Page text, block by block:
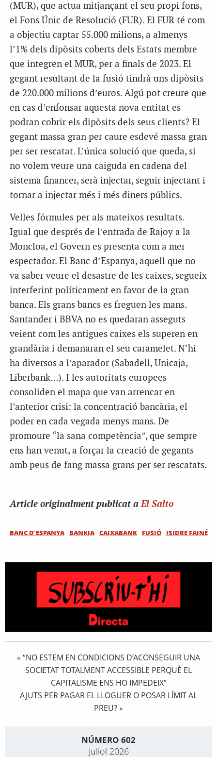
(MUR), que actua mitjançant el seu propi fons,
el Fons Únic de Resolució (FUR). El FUR té com
a objectiu captar 55.000 milions, a almenys
l’1% dels dipòsits coberts dels Estats membre
que integren el MUR, per a finals de 2023. El
gegant resultant de la fusió tindrà uns dipòsits
de 220.000 milions d’euros. Algú pot creure que
en cas d’enfonsar aquesta nova entitat es
podran cobrir els dipòsits dels seus clients? El
gegant massa gran per caure esdevé massa gran
per ser rescatat. L’única solució que queda, si
no volem veure una caiguda en cadena del
sistema financer, serà injectar, seguir injectant i
tornar a injectar més i més diners públics.
Velles fórmules per als mateixos resultats.
Igual que després de l’entrada de Rajoy a la
Moncloa, el Govern es presenta com a mer
espectador. El Banc d’Espanya, aquell que no
va saber veure el desastre de les caixes, segueix
interferint políticament en favor de la gran
banca. Els grans bancs es freguen les mans.
Santander i BBVA no es quedaran asseguts
veient com les antigues caixes els superen en
grandària i demanaran el seu caramelet. N’hi
ha diversos a l’aparador (Sabadell, Unicaja,
Liberbank…). I les autoritats europees
consoliden el mapa que van arrencar en
l’anterior crisi: la concentració bancària, el
poder en cada vegada menys mans. De
promoure “la sana competència”, que sempre
ens han venut, a forçar la creació de gegants
amb peus de fang massa grans per ser rescatats.
Article originalment publicat aEl Salto
BANC D'ESPANYA BANKIA CAIXABANK FUSIÓ ISIDRE FAINÉ
« “NO ESTEM EN CONDICIONS D’ACONSEGUIR UNA
SOCIETAT TOTALMENT ACCESSIBLE PERQUÈ EL
CAPITALISME ENS HO IMPEDEIX”
AJUTS PER PAGAR EL LLOGUER O POSAR LÍMIT AL
PREU? »
NÚMERO 602
Juliol 2026